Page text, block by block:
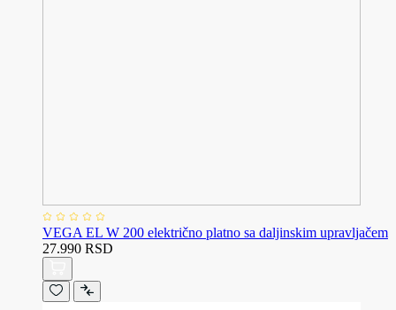
VEGA EL W 200 električno platno sa daljinskim upravljačem
27.990 RSD